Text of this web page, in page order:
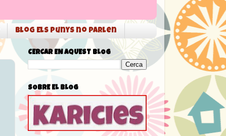
Blog Els punys no parlen
CERCAR EN AQUEST BLOG
SOBRE EL BLOG